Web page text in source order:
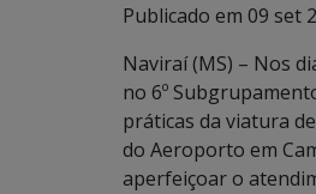
Publicado em 09 set
Naviraí (MS) – Nos
no 6º
práticas da viatura
do Aeroporto em
aperfeiçoar o